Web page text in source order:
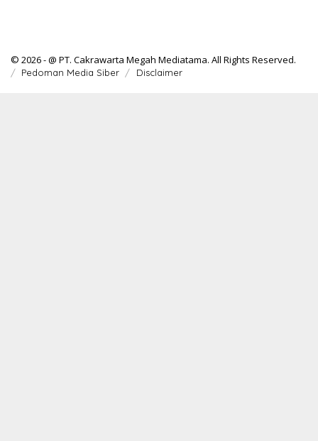
© 2026 - @ PT. Cakrawarta Megah Mediatama. All Rights Reserved.
Pedoman Media Siber Disclaimer